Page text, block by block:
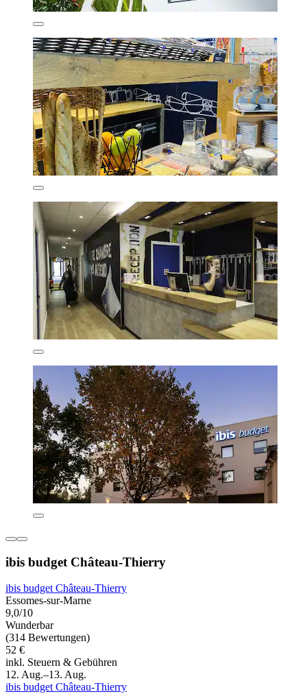
ibis budget Château-Thierry
ibis budget Château-Thierry
Essomes-sur-Marne
9,0/10
Wunderbar
(314 Bewertungen)
52 €
inkl. Steuern & Gebühren
12. Aug.–13. Aug.
ibis budget Château-Thierry